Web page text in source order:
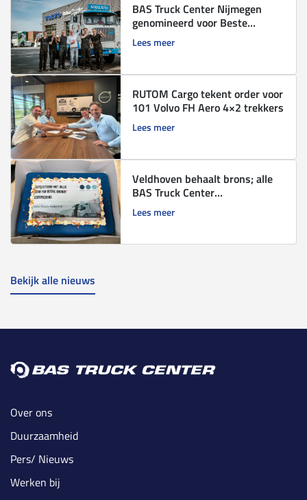
BAS Truck Center Nijmegen
genomineerd voor Beste
leerbedrijf 2026
Lees meer
RUTOM Cargo tekent order voor
101 Volvo FH Aero 4×2 trekkers
Lees meer
Veldhoven behaalt brons; alle
BAS Truck Center
servicevestigingen Lean for
Retail gecertificeerd
Lees meer
Bekijk alle nieuws
Over ons
Duurzaamheid
Pers/ Nieuws
Werken bij